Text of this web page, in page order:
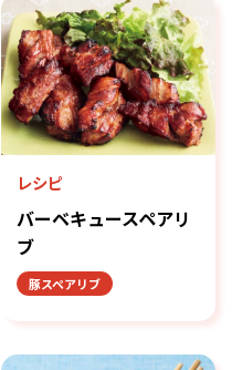
レシピ
バーベキュースペアリ
ブ
豚スペアリブ